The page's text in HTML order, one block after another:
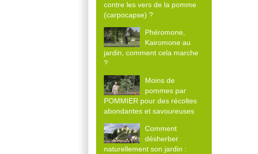
contre les vers de la pomme
(carpocapse) ?
Phéromone,
Kairomone au
jardin, comment cela marche
?
Moins de
pommes par
POMMIER pour des récoltes
abondantes et savoureuses
Comment
désherber
naturellement son jardin :